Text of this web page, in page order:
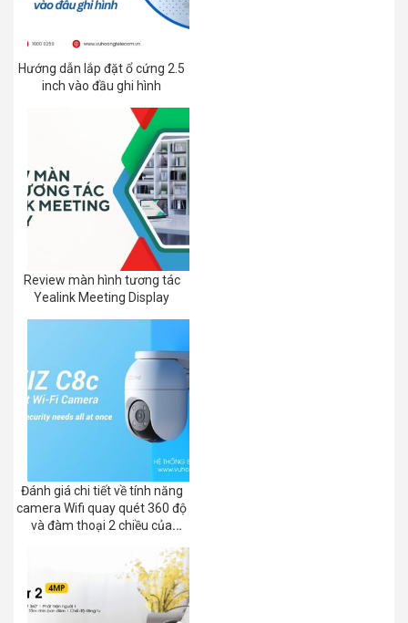
Hướng dẫn lắp đặt ổ cứng 2.5
inch vào đầu ghi hình
Review màn hình tương tác
Yealink Meeting Display
Đánh giá chi tiết về tính năng
camera Wifi quay quét 360 độ
và đàm thoại 2 chiều của